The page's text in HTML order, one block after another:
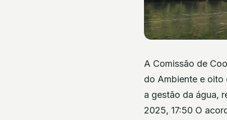
A Comissão de
do Ambiente e oito
a gestão da água,
2025, 17:50 O